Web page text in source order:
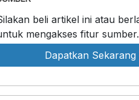
beli artikel ini atau
mengakses fitur sumber.
Dapatkan Sekarang